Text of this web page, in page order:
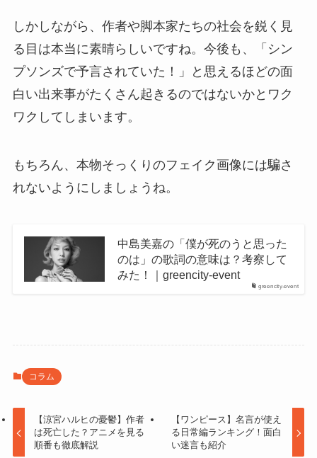
しかしながら、作者や脚本家たちの社会を鋭く見
る目は本当に素晴らしいですね。今後も、「シン
プソンズで予言されていた！」と思えるほどの面
白い出来事がたくさん起きるのではないかとワク
ワクしてしまいます。
もちろん、本物そっくりのフェイク画像には騙さ
れないようにしましょうね。
greencity-event
中島美嘉の「僕が死のうと思った
のは」の歌詞の意味は？考察して
みた！｜greencity-event
コラム
【涼宮ハルヒの憂鬱】作者
は死亡した？アニメを見る
順番も徹底解説
【ワンピース】名言が使え
る日常編ランキング！面白
い迷言も紹介